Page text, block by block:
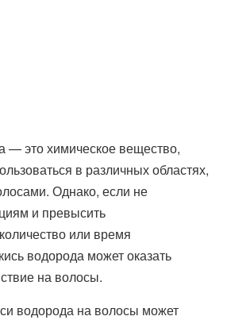
— это химическое вещество,
в различных областях,
Однако, если не
и превысить
или время
водорода может оказать
на волосы.
водорода на волосы может